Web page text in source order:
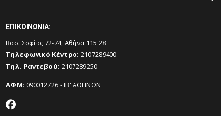
ΕΠΙΚΟΙΝΩΝΙΑ:
Βασ. Σοφίας 72-74, Αθήνα 115 28
Τηλεφωνικό Κέντρο: 2107289400
Τηλ. Ραντεβού: 2107289250
ΑΦΜ: 090012726 - ΙΒ' ΑΘΗΝΩΝ